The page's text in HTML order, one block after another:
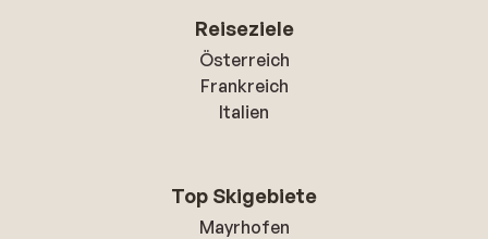
Reiseziele
Österreich
Frankreich
Italien
Top Skigebiete
Mayrhofen